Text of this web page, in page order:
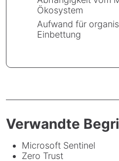
Ökosystem
Aufwand für
Einbettung
Verwandte
Microsoft Sentinel
Zero Trust